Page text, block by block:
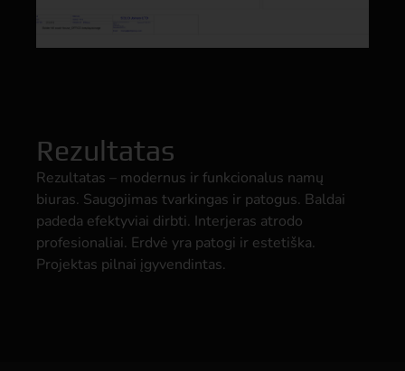
Rezultatas
Rezultatas – modernus ir funkcionalus namų
biuras. Saugojimas tvarkingas ir patogus. Baldai
padeda efektyviai dirbti. Interjeras atrodo
profesionaliai. Erdvė yra patogi ir estetiška.
Projektas pilnai įgyvendintas.